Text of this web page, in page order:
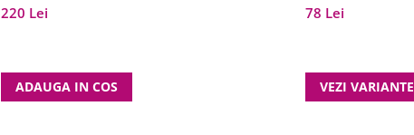
220 Lei
ADAUGA IN COS
78 Lei
VEZI VARIANTE